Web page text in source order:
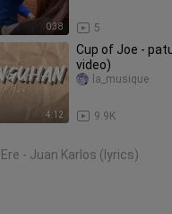
0:38 5
4:12
Cup of Joe -
video)
9.9K
la_musique
Ere - Juan Karlos (lyrics)